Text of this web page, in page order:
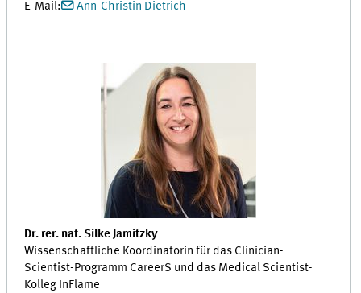
E-Mail: Ann-Christin Dietrich
Dr. rer. nat. Silke Jamitzky
Wissenschaftliche Koordinatorin für das Clinician-
Scientist-Programm CareerS und das Medical Scientist-
Kolleg InFlame